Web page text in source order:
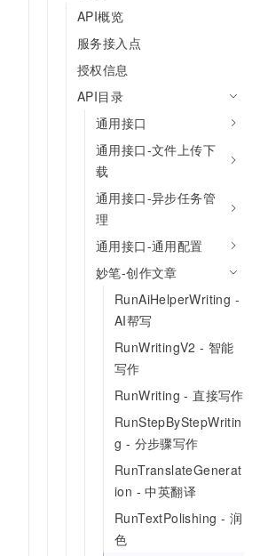
API概览
服务接入点
授权信息
API目录
通用接口
通用接口-文件上传下
载
通用接口-异步任务管
理
通用接口-通用配置
妙笔-创作文章
RunAiHelperWriting -
AI帮写
RunWritingV2 - 智能
写作
RunWriting - 直接写作
RunStepByStepWritin
g - 分步骤写作
RunTranslateGenerat
ion - 中英翻译
RunTextPolishing - 润
色
迁移与运维管理
专有云